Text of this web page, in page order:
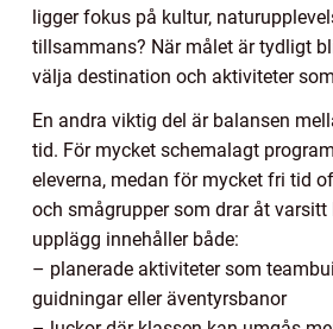
ligger fokus på kultur,
tillsammans? När målet är tydligt
välja destination och aktiviteter
En andra viktig del är balansen
tid. För mycket schemalagt
eleverna, medan för mycket fri tid
och smågrupper som drar åt
upplägg innehåller både:
– planerade aktiviteter som
guidningar eller äventyrsbanor